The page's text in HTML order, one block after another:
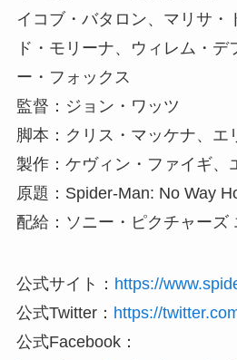
イコブ・バタロン、マリサ・
ド・モリーナ、ウィレム・デ
ー・フォックス
監督：ジョン・ワッツ
脚本：クリス・マッケナ、エ
製作：ケヴィン・ファイギ、
原題：Spider-Man: No Way
配給：ソニー・ピクチャーズ
公式サイト： https://
公式Twitter： https://
公式Facebook：